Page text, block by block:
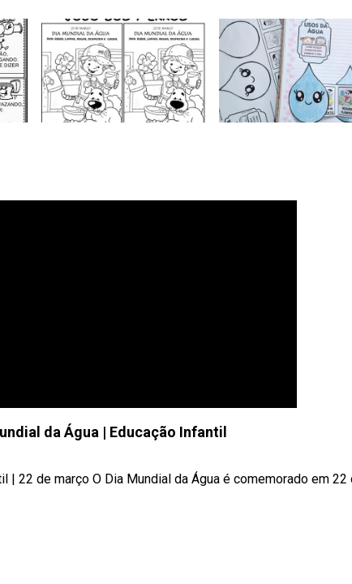
da Água | Educação Infantil
| 22 de março O Dia Mundial da Água é comemorado em 22